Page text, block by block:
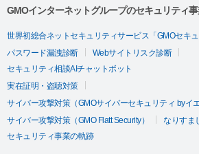
GMOインターネットグループのセキュリティ
世界初総合ネットセキュリティサービス「GMOセキュ
パスワード漏洩診断
Webサイトリスク診断
セキュリティ相談AIチャットボット
実在証明・盗聴対策
サイバー攻撃対策（GMOサイバーセキュリティ byイエ
サイバー攻撃対策（GMO Flatt Security）
なりすま
セキュリティ事業の軌跡